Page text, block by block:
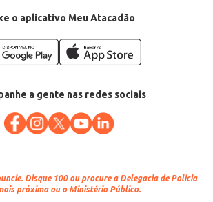
o aplicativo Meu Atacadão
a gente nas redes sociais
Disque 100 ou procure a Delegacia de Polícia
próxima ou o Ministério Público.